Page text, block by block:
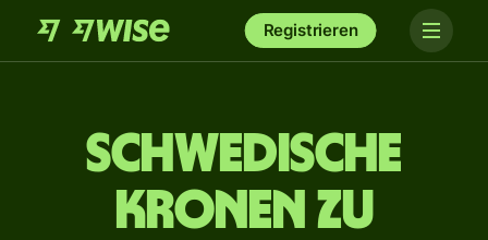
Registrieren
Schwedische
Kronen zu